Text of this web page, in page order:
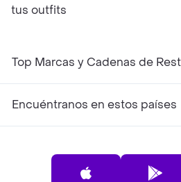
tus outfits
Top Marcas y Cadenas de
Encuéntranos en estos países